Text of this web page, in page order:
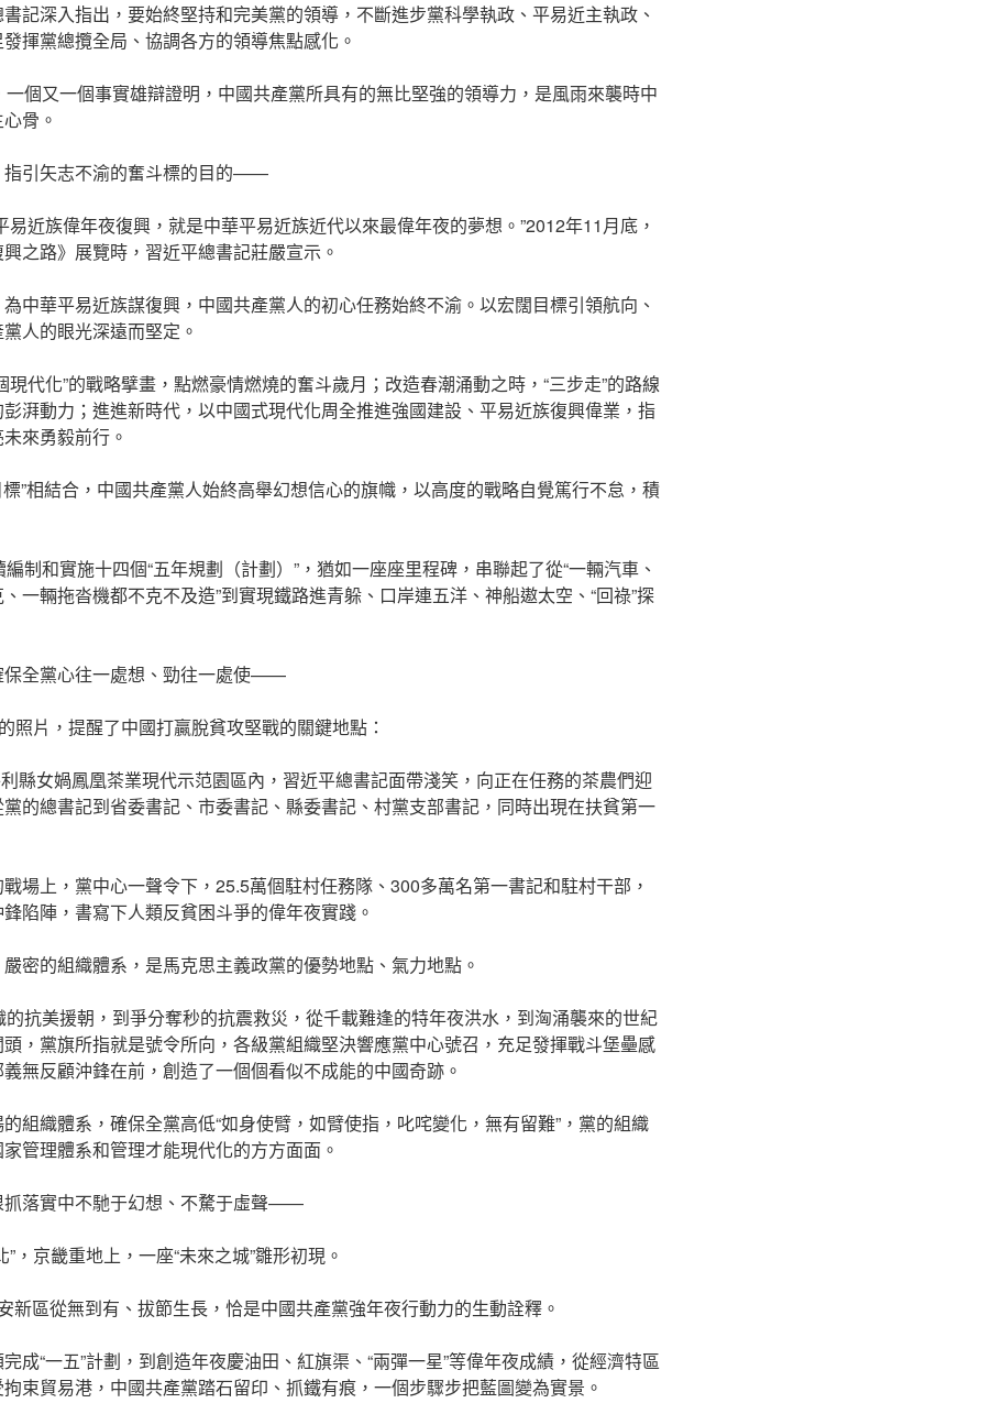
記深入指出，要始終堅持和完美黨的領導，不斷進步黨科學執政、平易近主執政、
揮黨總攬全局、協調各方的領導焦點感化。
個又一個事實雄辯證明，中國共產黨所具有的無比堅強的領導力，是風雨來襲時中
骨。
指引矢志不渝的奮斗標的目的——
易近族偉年夜復興，就是中華平易近族近代以來最偉年夜的夢想。”2012年11月底，
之路》展覽時，習近平總書記莊嚴宣示。
中華平易近族謀復興，中國共產黨人的初心任務始終不渝。以宏闊目標引領航向、
人的眼光深遠而堅定。
現代化”的戰略擘畫，點燃豪情燃燒的奮斗歲月；改造春潮涌動之時，“三步走”的路線
湃動力；進進新時代，以中國式現代化周全推進強國建設、平易近族復興偉業，指
來勇毅前行。
標”相結合，中國共產黨人始終高舉幻想信心的旗幟，以高度的戰略自覺篤行不怠，積
制和實施十四個“五年規劃（計劃）”，猶如一座座里程碑，串聯起了從“一輛汽車、
一輛拖沓機都不克不及造”到實現鐵路進青躲、口岸連五洋、神船遨太空、“回祿”探
保全黨心往一處想、勁往一處使——
照片，提醒了中國打贏脫貧攻堅戰的關鍵地點：
縣女媧鳳凰茶業現代示范園區內，習近平總書記面帶淺笑，向正在任務的茶農們迎
的總書記到省委書記、市委書記、縣委書記、村黨支部書記，同時出現在扶貧第一
場上，黨中心一聲令下，25.5萬個駐村任務隊、300多萬名第一書記和駐村干部，
陷陣，書寫下人類反貧困斗爭的偉年夜實踐。
密的組織體系，是馬克思主義政黨的優勢地點、氣力地點。
抗美援朝，到爭分奪秒的抗震救災，從千載難逢的特年夜洪水，到洶涌襲來的世紀
，黨旗所指就是號令所向，各級黨組織堅決響應黨中心號召，充足發揮戰斗堡壘感
無反顧沖鋒在前，創造了一個個看似不成能的中國奇跡。
組織體系，確保全黨高低“如身使臂，如臂使指，叱咤變化，無有留難”，黨的組織
管理體系和管理才能現代化的方方面面。
抓落實中不馳于幻想、不騖于虛聲——
，京畿重地上，一座“未來之城”雛形初現。
新區從無到有、拔節生長，恰是中國共產黨強年夜行動力的生動詮釋。
成“一五”計劃，到創造年夜慶油田、紅旗渠、“兩彈一星”等偉年夜成績，從經濟特區
束貿易港，中國共產黨踏石留印、抓鐵有痕，一個步驟步把藍圖變為實景。